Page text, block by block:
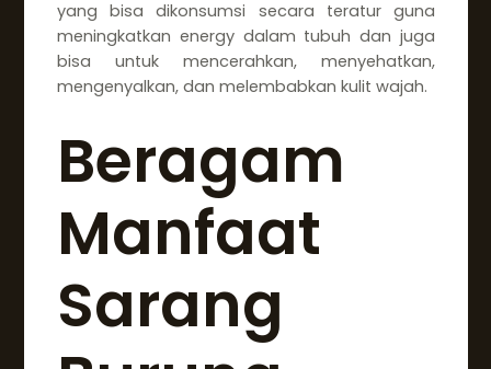
yang bisa dikonsumsi secara teratur guna
meningkatkan energy dalam tubuh dan juga
bisa untuk mencerahkan, menyehatkan,
mengenyalkan, dan melembabkan kulit wajah.
Beragam
Manfaat
Sarang